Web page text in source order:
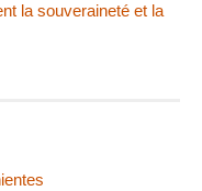
la souveraineté et la